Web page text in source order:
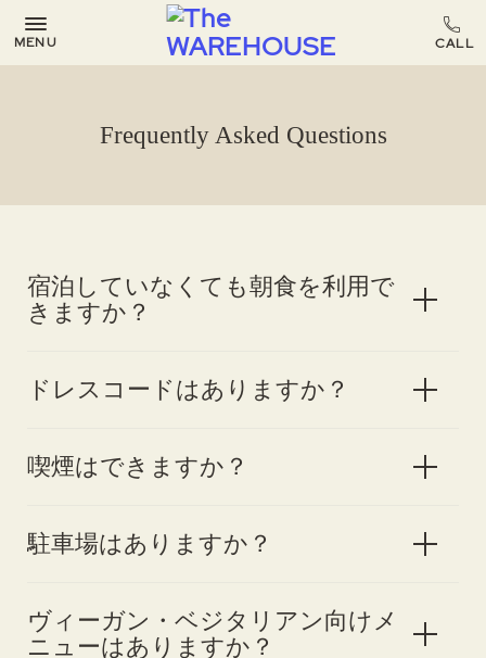
MENU
Frequently Asked Questions
宿泊していなくても朝食を利用で
きますか？
ドレスコードはありますか？
喫煙はできますか？
駐車場はありますか？
ヴィーガン・ベジタリアン向けメ
ニューはありますか？